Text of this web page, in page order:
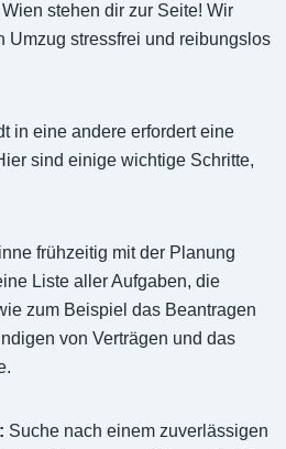
stehen dir zur Seite! Wir
Umzug stressfrei und reibungslos
in eine andere erfordert eine
sind einige wichtige Schritte,
frühzeitig mit der Planung
Liste aller Aufgaben, die
zum Beispiel das Beantragen
von Verträgen und das
: Suche nach einem zuverlässigen